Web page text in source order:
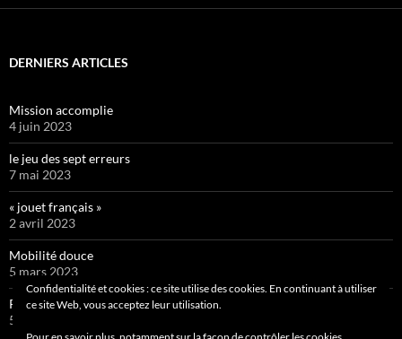
DERNIERS ARTICLES
Mission accomplie
4 juin 2023
le jeu des sept erreurs
7 mai 2023
« jouet français »
2 avril 2023
Mobilité douce
5 mars 2023
Pipelette 9
5 février 2023
Confidentialité et cookies : ce site utilise des cookies. En continuant à utiliser
ce site Web, vous acceptez leur utilisation.